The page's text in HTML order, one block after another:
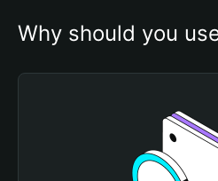
Why should you